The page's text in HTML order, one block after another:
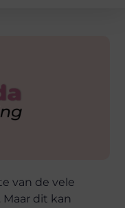
van de vele
dit kan